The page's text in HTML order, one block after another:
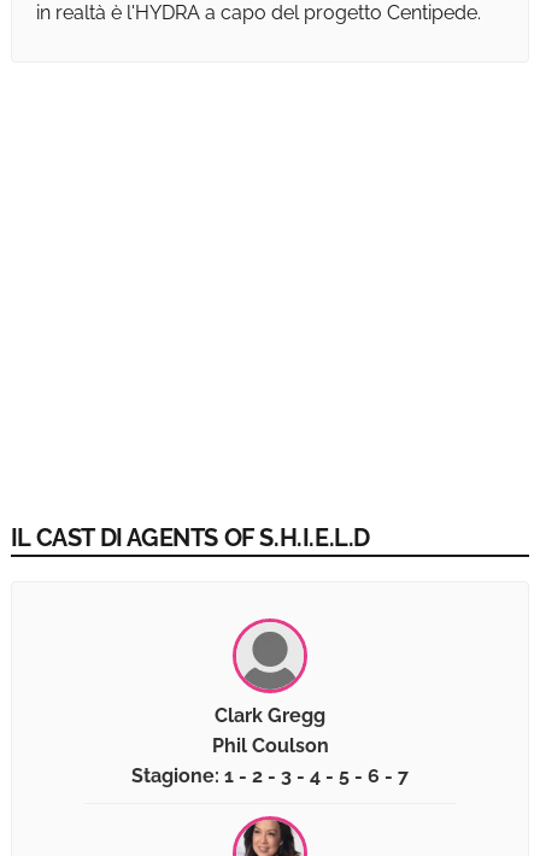
in realtà è l'HYDRA a capo del progetto Centipede.
IL CAST DI AGENTS OF S.H.I.E.L.D
Clark Gregg
Phil Coulson
Stagione: 1 - 2 - 3 - 4 - 5 - 6 - 7